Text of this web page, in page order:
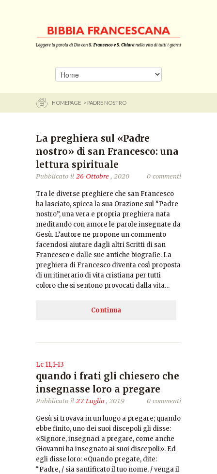
HOMEPAGE > PADRE NOSTRO
La preghiera sul «Padre
nostro» di san Francesco: una
lettura spirituale
Pubblicato il 26 Ottobre, 2020 0 commenti
Tra le diverse preghiere che san Francesco
ha lasciato, spicca la sua Orazione sul “Padre
nostro”, una vera e propria preghiera nata
meditando con amore le parole insegnate da
Gesù. L’autore ne propone un commento
facendosi aiutare dagli altri Scritti di san
Francesco e dalle sue antiche biografie. La
preghiera di Francesco diventa così proposta
di un itinerario di vita cristiana per tutti
coloro che si sentono provocati dalla vita…
Continua
Lc 11,1-13
quando i frati gli chiesero che
insegnasse loro a pregare
Pubblicato il 27 Luglio, 2019 0 commenti
Gesù si trovava in un luogo a pregare; quando
ebbe finito, uno dei suoi discepoli gli disse:
«Signore, insegnaci a pregare, come anche
Giovanni ha insegnato ai suoi discepoli». Ed
egli disse loro: «Quando pregate, dite:
“Padre, / sia santificato il tuo nome, / venga il